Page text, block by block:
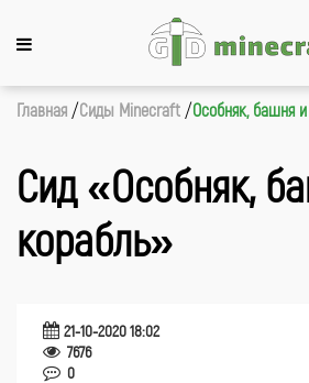
Главная Сиды Minecraft Особняк, башня
Сид «Особняк,
корабль»
21-10-2020 18:02
7676
0